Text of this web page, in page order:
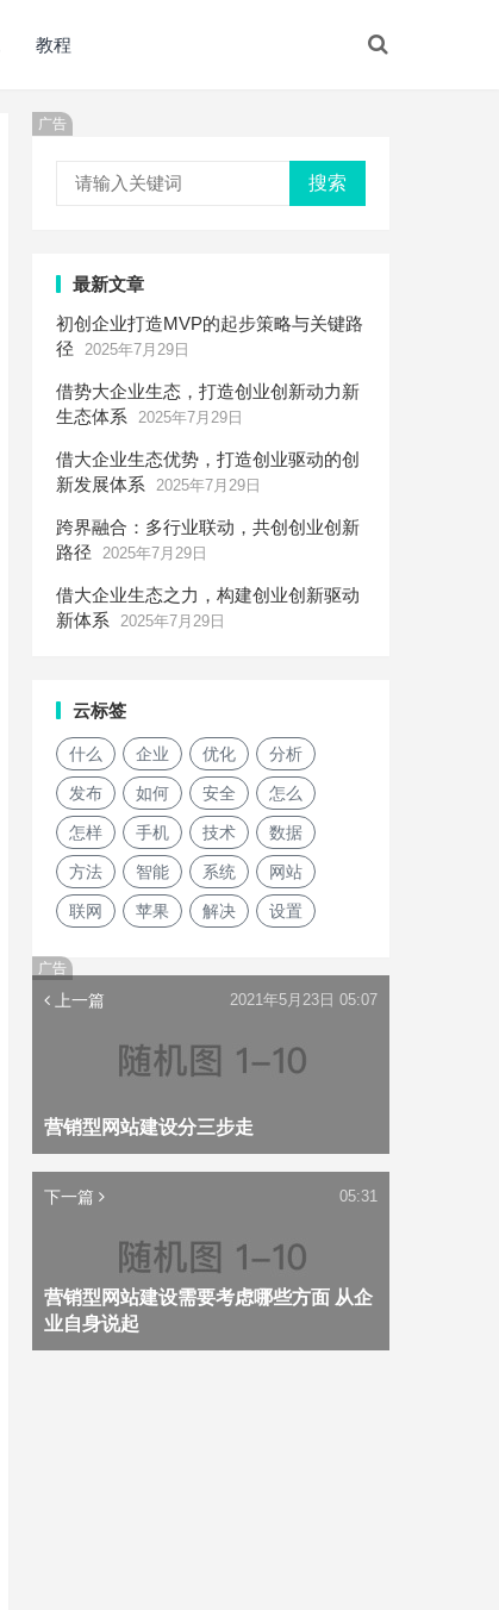
教程
广告
搜索
最新文章
初创企业打造MVP的起步策略与关键路
径
2025年7月29日
借势大企业生态，打造创业创新动力新
生态体系
2025年7月29日
借大企业生态优势，打造创业驱动的创
新发展体系
2025年7月29日
跨界融合：多行业联动，共创创业创新
路径
2025年7月29日
借大企业生态之力，构建创业创新驱动
新体系
2025年7月29日
云标签
什么 企业 优化 分析
发布 如何 安全 怎么
怎样 手机 技术 数据
方法 智能 系统 网站
联网 苹果 解决 设置
广告
上一篇
营销型网站建设分三步走
2021年5月23日 05:07
下一篇
营销型网站建设需要考虑哪些方面 从企
业自身说起
05:31